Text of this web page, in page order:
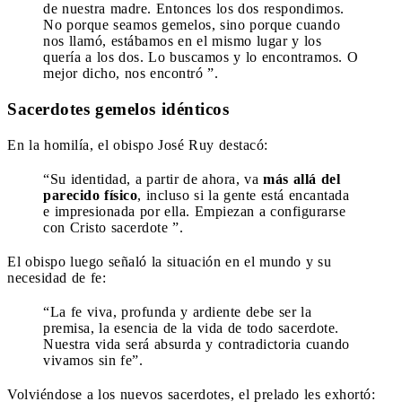
de nuestra madre. Entonces los dos respondimos.
No porque seamos gemelos, sino porque cuando
nos llamó, estábamos en el mismo lugar y los
quería a los dos. Lo buscamos y lo encontramos. O
mejor dicho, nos encontró ”.
Sacerdotes gemelos idénticos
En la homilía, el obispo José Ruy destacó:
“Su identidad, a partir de ahora, va más allá del
parecido físico, incluso si la gente está encantada
e impresionada por ella. Empiezan a configurarse
con Cristo sacerdote ”.
El obispo luego señaló la situación en el mundo y su
necesidad de fe:
“La fe viva, profunda y ardiente debe ser la
premisa, la esencia de la vida de todo sacerdote.
Nuestra vida será absurda y contradictoria cuando
vivamos sin fe”.
Volviéndose a los nuevos sacerdotes, el prelado les exhortó: